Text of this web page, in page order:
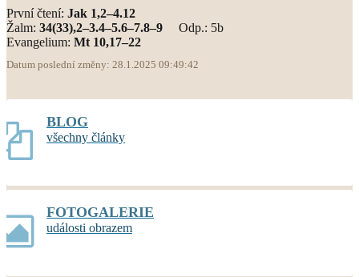
První čtení: Jak 1,2–4.12
Žalm: 34(33),2–3.4–5.6–7.8–9 Odp.: 5b
Evangelium: Mt 10,17–22
Datum poslední změny: 28.1.2025 09:49:42
BLOG
všechny články
FOTOGALERIE
události obrazem